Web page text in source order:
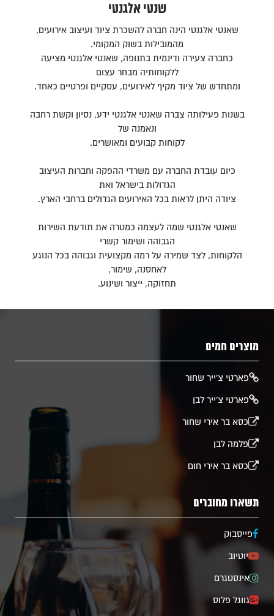
שנטי אלגנטי
שאנטי אלגנטי הינה חברה להשכרת ציוד ועיצוב אירועים,
מהמובילות בשוק המקומי.
כחברה צעירה ודינמית בתנופה, שאנטי אלגנטי מציעה
ללקוחותיה מבחר עצום
ומתחדש של ציוד מקיף לאירועים, עסקיים ופרטיים כאחד.
בשנות פעילותה צברה שאנטי אלגנטי ידע, נסיון וקשת רחבה
ונאמנה של
לקוחות קבועים ומאושרים.
כיום עובדת החברה עם משרדי ההפקה וחברות העיצוב
הגדולות בישראל ואת
ציודה היתן לראות בכל האירועים הגדולים ברחבי הארץ.
שאנטי אלגנטי שמה לעצמה כמטרה את תודעת השירות
הגבוהה ושימור קשרי
הלקוחות, לצד שמירה על רמה מקצועית וגבוהה בכל הנוגע
לאחסנה, שימור,
תחזוקה, ייצור ושינוע.
מוצרים חמים
​פארטי צ'ייר שחור
פארטי צ'ייר לבן
כסא בר אירי שחור
פלמה לבן
כסא בר אירי חום
תשארו מחוברים
פייסבוק
יוטיוב
אינסטגרם
גווגל פלוס